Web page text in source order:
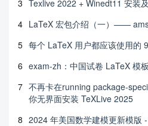
3 Texlive 2022 + Winedt11 安装
4 LaTeX 宏包介绍（一）——
5 每个 LaTeX 用户都应该使用的
6 exam-zh：中国试卷 LaTeX 模板
7 不再卡在running package-
你无界面安装 TeXLive 2025
8 2024 年美国数学建模更新模版